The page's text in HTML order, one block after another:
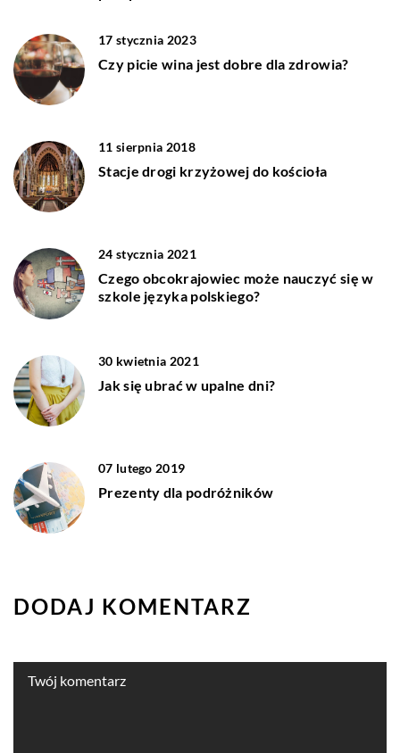
17 stycznia 2023
Czy picie wina jest dobre dla zdrowia?
11 sierpnia 2018
Stacje drogi krzyżowej do kościoła
24 stycznia 2021
Czego obcokrajowiec może nauczyć się w
szkole języka polskiego?
30 kwietnia 2021
Jak się ubrać w upalne dni?
07 lutego 2019
Prezenty dla podróżników
DODAJ KOMENTARZ